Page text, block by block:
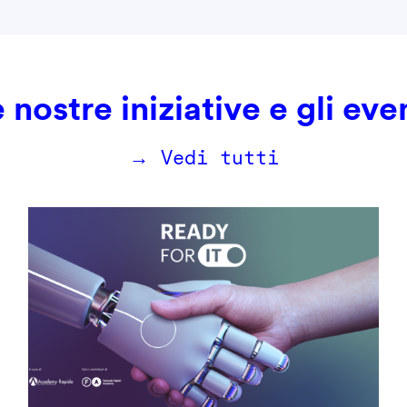
nostre iniziative e gli
→ Vedi tutti